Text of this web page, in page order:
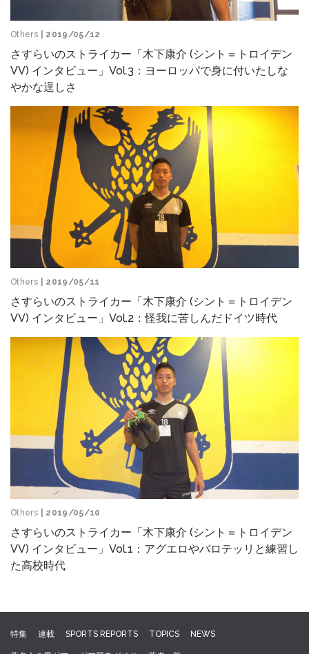
Others | 2019/05/12
さすらいのストライカー「木下康介 (シント＝トロイデン
VV) インタビュー」Vol.3：ヨーロッパで身に付いたしな
やかな逞しさ
Others | 2019/05/11
さすらいのストライカー「木下康介 (シント＝トロイデン
VV) インタビュー」Vol.2：怪我に苦しんだドイツ時代
Others | 2019/05/10
さすらいのストライカー「木下康介 (シント＝トロイデン
VV) インタビュー」Vol.1：アグエロやバロテッリと練習し
た高校時代
特集 連載 SPORTS REPORTS TOPICS NEWS